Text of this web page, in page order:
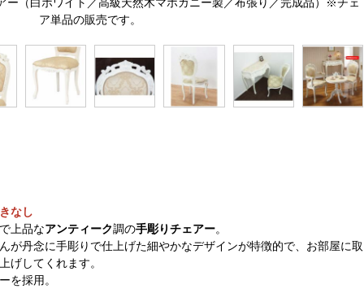
ア単品の販売です。
なし
上品なアンティーク調の手彫りチェアー。
が丹念に手彫りで仕上げた細やかなデザインが特徴的で、お部屋に取
げしてくれます。
を採用。